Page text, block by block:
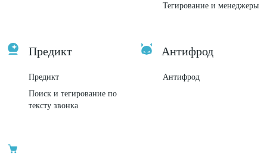
Тегирование и менеджеры
Предикт
Предикт
Поиск и тегирование по
тексту звонка
Антифрод
Антифрод